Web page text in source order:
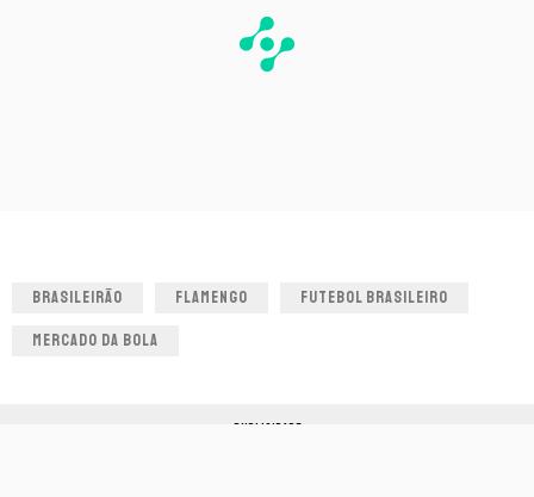
BRASILEIRÃO FLAMENGO FUTEBOL BRASILEIRO
MERCADO DA BOLA
PUBLICIDADE